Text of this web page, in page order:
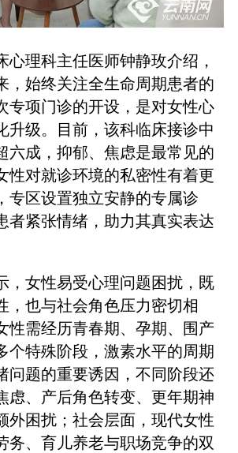
心理科主任医师钟静玫介绍，
，始终关注全生命周期患者的
专项门诊的开设，是对女性心
升级。目前，该科临床接诊中
六成，抑郁、焦虑是最常见的
性对就诊环境的私密性有着更
专区设置独立安静的专属诊
者紧张情绪，助力其真实表达
，女性易受心理问题困扰，既
，也与社会角色压力密切相
性需经历青春期、孕期、围产
个特殊阶段，激素水平的周期
问题的重要诱因，不同阶段还
虑、产后角色转变、更年期神
外困扰；社会层面，现代女性
务、育儿养老与职场竞争的双